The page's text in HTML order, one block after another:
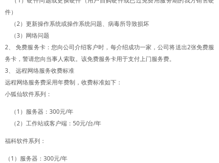
件）
（2）更新操作系统或操作系统问题、病毒所导致损坏
（3）网络问题
2、 免费服务卡：您向公司介绍客户时，每介绍成功一家，公司将送出2张免费服
务卡，警请您向当事人索取。该免费服务卡用于支付上门服务费。
3、 远程网络服务收费标准
远程网络服务费采用年费制，收费标准如下：
小狐仙软件系列：
（1）服务器：300元/年
（2）工作站或客户端：50元/台/年
福科软件系列：
（1）服务器：300元/年